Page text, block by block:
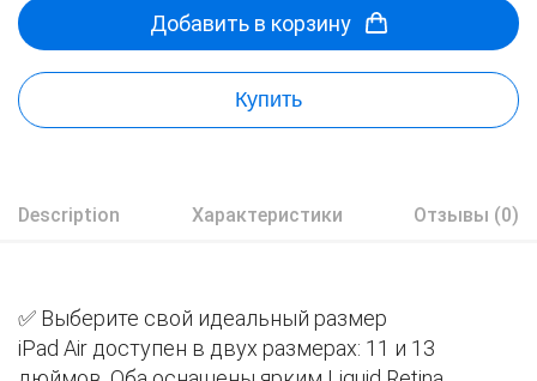
Добавить в корзину
Купить
Description Характеристики Отзывы (0)
✅ Выберите свой идеальный размер
iPad Air доступен в двух размерах: 11 и 13